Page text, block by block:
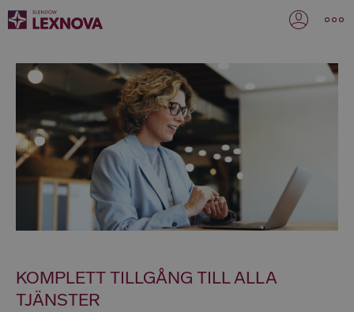
KOMPLETT TILLGÅNG TILL ALLA
TJÄNSTER